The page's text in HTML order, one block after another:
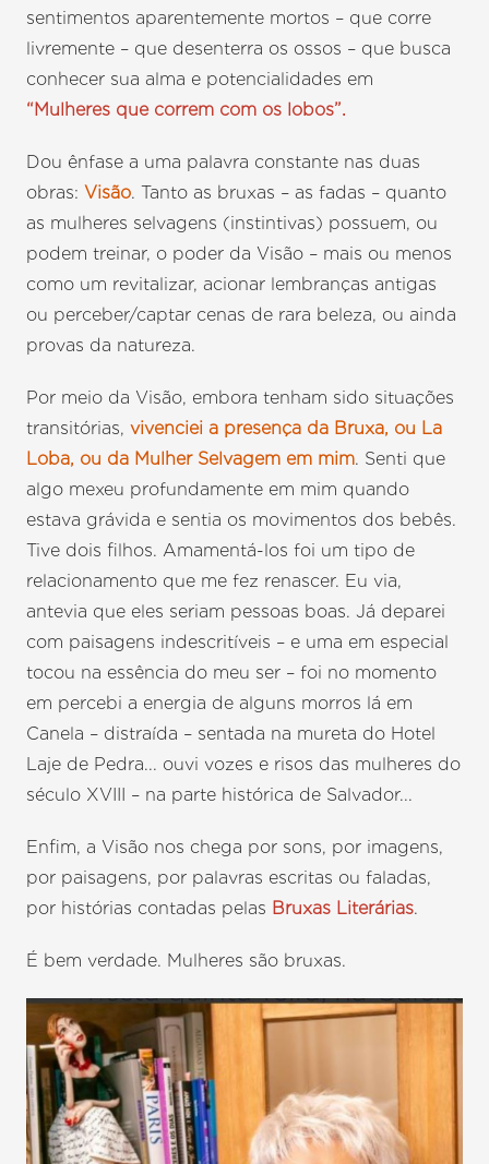
sentimentos aparentemente mortos – que corre
livremente – que desenterra os ossos – que busca
conhecer sua alma e potencialidades em
“Mulheres que correm com os lobos”.
Dou ênfase a uma palavra constante nas duas
obras:Visão. Tanto as bruxas – as fadas – quanto
as mulheres selvagens (instintivas) possuem, ou
podem treinar, o poder da Visão – mais ou menos
como um revitalizar, acionar lembranças antigas
ou perceber/captar cenas de rara beleza, ou ainda
provas da natureza.
Por meio da Visão, embora tenham sido situações
transitórias,vivenciei a presença da Bruxa, ou La
Loba, ou da Mulher Selvagem em mim. Senti que
algo mexeu profundamente em mim quando
estava grávida e sentia os movimentos dos bebês.
Tive dois filhos. Amamentá-los foi um tipo de
relacionamento que me fez renascer. Eu via,
antevia que eles seriam pessoas boas. Já deparei
com paisagens indescritíveis – e uma em especial
tocou na essência do meu ser – foi no momento
em percebi a energia de alguns morros lá em
Canela – distraída – sentada na mureta do Hotel
Laje de Pedra... ouvi vozes e risos das mulheres do
século XVIII – na parte histórica de Salvador...
Enfim, a Visão nos chega por sons, por imagens,
por paisagens, por palavras escritas ou faladas,
por histórias contadas pelas Bruxas Literárias.
É bem verdade. Mulheres são bruxas.